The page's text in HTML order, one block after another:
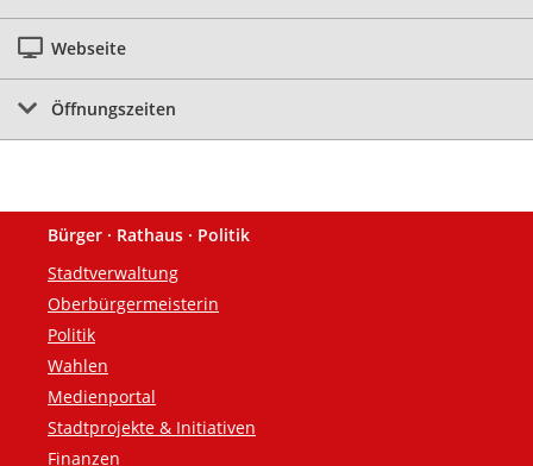
Webseite
Öffnungszeiten
Fußzeile
Bürger · Rathaus · Politik
Stadtverwaltung
Oberbürgermeisterin
Politik
Wahlen
Medienportal
Stadtprojekte & Initiativen
Finanzen